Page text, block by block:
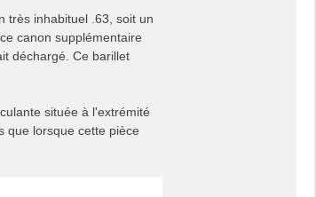
très inhabituel .63, soit un
canon supplémentaire
déchargé. Ce barillet
située à l'extrémité
que lorsque cette pièce